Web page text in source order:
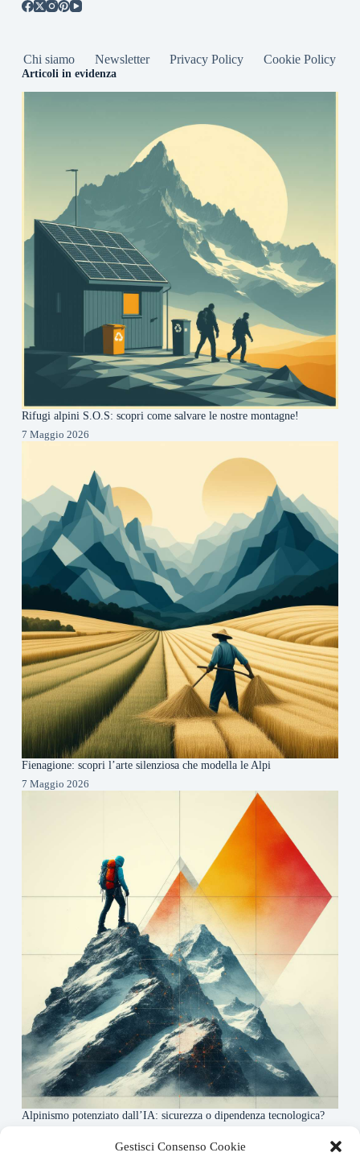
Gestisci Consenso Cookie
Chi siamo Newsletter Privacy Policy Cookie Policy
Articoli in evidenza
Rifugi alpini S.O.S: scopri come salvare le nostre montagne!
7 Maggio 2026
Fienagione: scopri l’arte silenziosa che modella le Alpi
7 Maggio 2026
Alpinismo potenziato dall’IA: sicurezza o dipendenza tecnologica?